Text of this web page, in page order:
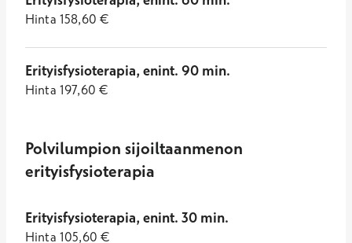
Hinta 158,60 €
Erityisfysioterapia, enint. 90 min.
Hinta 197,60 €
Polvilumpion sijoiltaanmenon
erityisfysioterapia
Erityisfysioterapia, enint. 30 min.
Hinta 105,60 €